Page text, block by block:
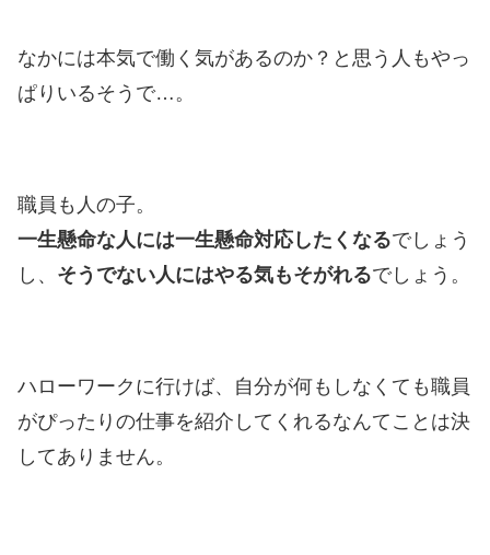
なかには本気で働く気があるのか？と思う人もやっ
ぱりいるそうで…。
職員も人の子。
一生懸命な人には一生懸命対応したくなるでしょう
し、 そうでない人にはやる気もそがれるでしょう。
ハローワークに行けば、自分が何もしなくても職員
がぴったりの仕事を紹介してくれるなんてことは決
してありません。